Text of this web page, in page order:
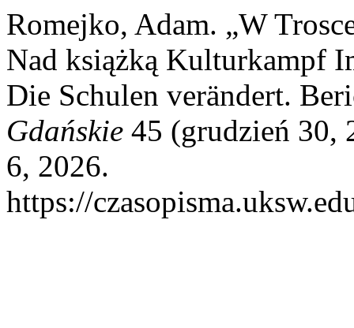
Romejko, Adam. „W
Nad książką Kulturkampf
Die Schulen verändert.
Gdańskie 45 (grudzień 30,
6, 2026.
https://